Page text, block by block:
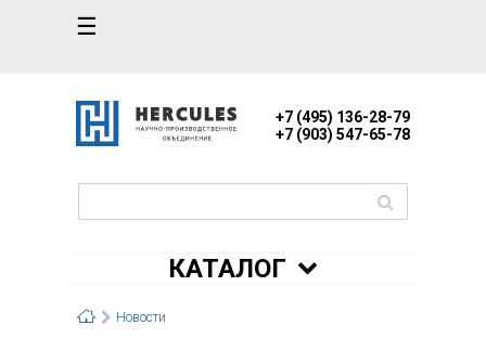
☰
+7 (495) 136-28-79
+7 (903) 547-65-78
КАТАЛОГ
Новости